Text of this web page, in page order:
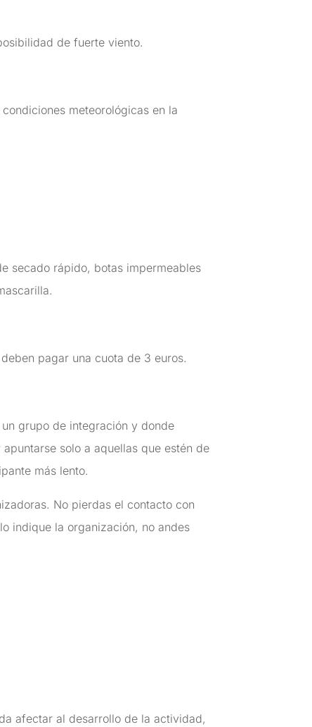
de fuerte viento.
meteorológicas en la
secado rápido, botas impermeables
pagar una cuota de 3 euros.
grupo de integración y donde
solo a aquellas que estén de
más lento.
No pierdas el contacto con
indique la organización, no andes
afectar al desarrollo de la actividad,